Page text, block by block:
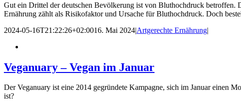
Gut ein Drittel der deutschen Bevölkerung ist von Bluthochdruck betroffen.
Ernährung zählt als Risikofaktor und Ursache für Bluthochdruck. Doch
2024-05-16T21:22:26+02:0016. Mai 2024|Artgerechte Ernährung|
Veganuary – Vegan im Januar
Der Veganuary ist eine 2014 gegründete Kampagne, sich im Januar einen
ist?